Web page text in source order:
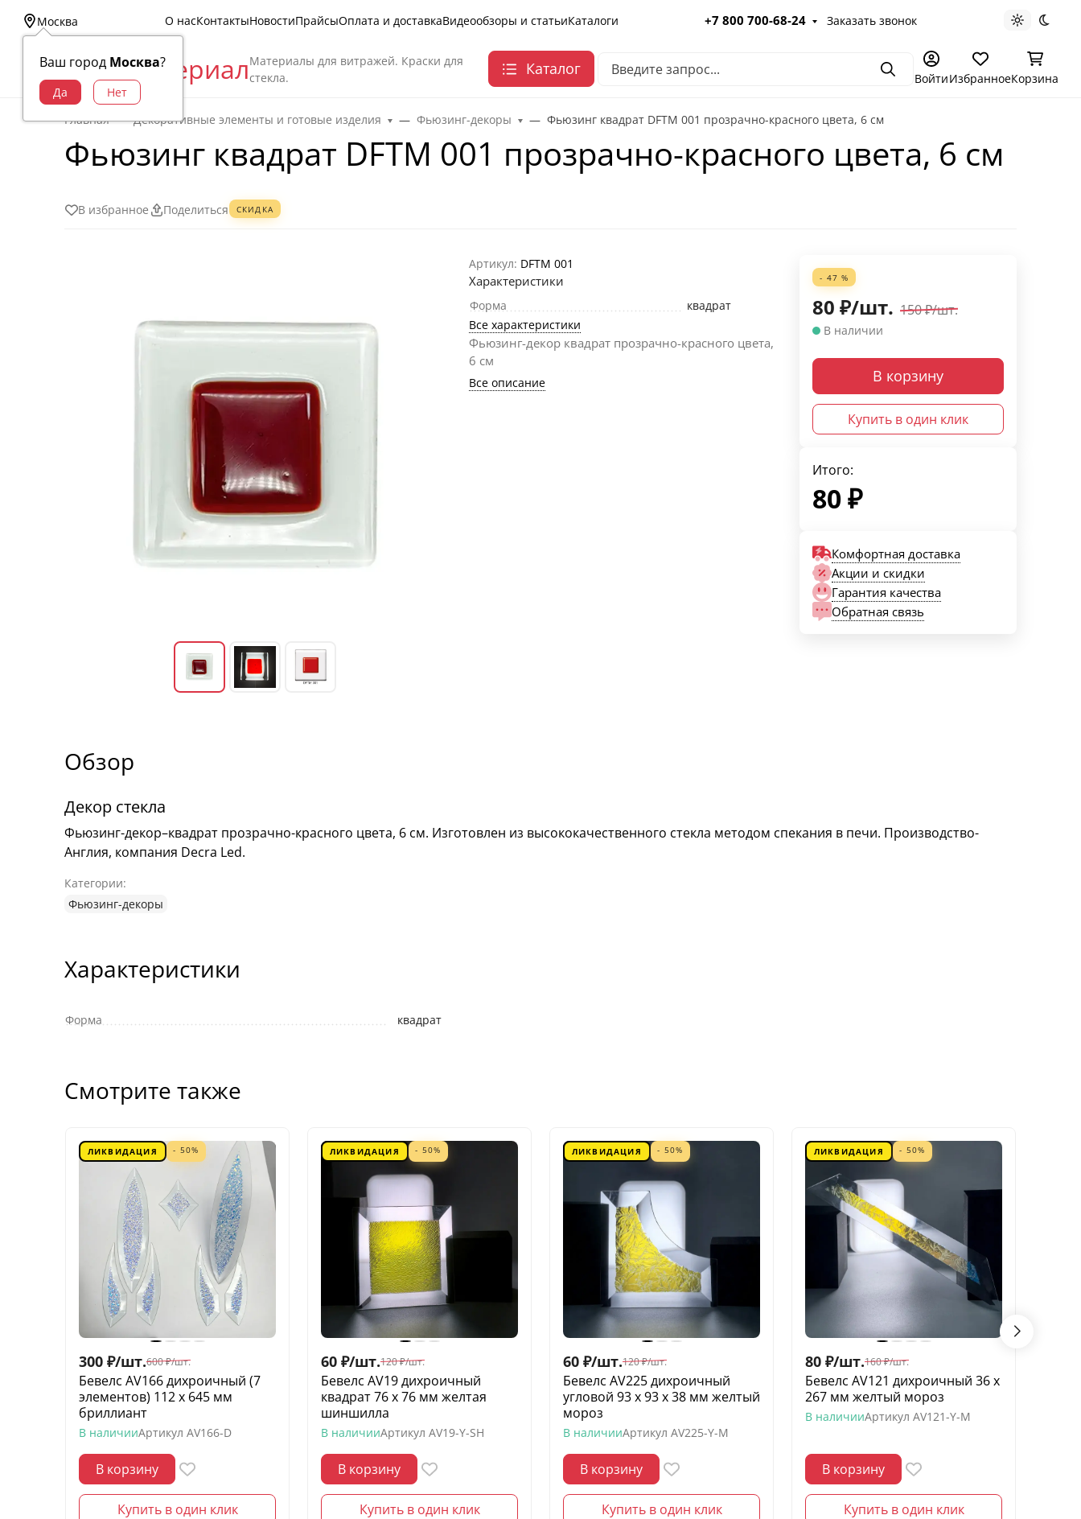
Москва
Ваш город Москва?
О насКонтактыНовостиПрайсыОплата и доставкаВидеообзоры и статьиКаталоги +7 800 700-68-24 Заказать звонок Светлая
Витраж МатериалМатериалы для витражей. Краски для
стекла.
Каталог ПоискВойтиИзбранноеКорзина
Главная Декоративные элементы и готовые изделия Фьюзинг-декоры Фьюзинг квадрат DFTM 001 прозрачно-красного цвета, 6 см
Фьюзинг квадрат DFTM 001 прозрачно-красного цвета, 6 см
В избранное Поделиться СКИДКА
Артикул: DFTM 001
Характеристики
Форма
квадрат
Все характеристики
Фьюзинг-декор квадрат прозрачно-красного цвета,
6 см
Все описание
- 47 %
80 ₽/шт. 150₽/шт.
В наличии
В корзину
Купить в один клик
Итого:
80₽
Комфортная доставка
Акции и скидки
Гарантия качества
Обратная связь
Обзор
Декор стекла
Фьюзинг-декор–квадрат прозрачно-красного цвета, 6 см. Изготовлен из высококачественного стекла методом спекания в печи. Производство-
Англия, компания Decra Led.
Категории:
Фьюзинг-декоры
Характеристики
Форма квадрат
Смотрите также
ЛИКВИДАЦИЯ - 50%
300 ₽/шт.600 ₽/шт.
Бевелс AV166 дихроичный (7
элементов) 112 х 645 мм
бриллиант
В наличииАртикул AV166-D
В корзину
Купить в один клик
ЛИКВИДАЦИЯ - 50%
60 ₽/шт.120 ₽/шт.
Бевелс AV19 дихроичный
квадрат 76 х 76 мм желтая
шиншилла
В наличииАртикул AV19-Y-SH
В корзину
Купить в один клик
ЛИКВИДАЦИЯ - 50%
60 ₽/шт.120 ₽/шт.
Бевелс AV225 дихроичный
угловой 93 х 93 х 38 мм желтый
мороз
В наличииАртикул AV225-Y-M
В корзину
Купить в один клик
ЛИКВИДАЦИЯ - 50%
80 ₽/шт.160 ₽/шт.
Бевелс AV121 дихроичный 36 х
267 мм желтый мороз
В наличииАртикул AV121-Y-M
В корзину
Купить в один клик